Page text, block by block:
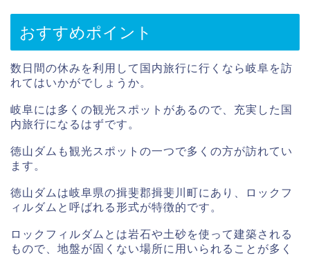
おすすめポイント
数日間の休みを利用して国内旅行に行くなら岐阜を訪
れてはいかがでしょうか。
岐阜には多くの観光スポットがあるので、充実した国
内旅行になるはずです。
徳山ダムも観光スポットの一つで多くの方が訪れてい
ます。
徳山ダムは岐阜県の揖斐郡揖斐川町にあり、ロックフ
ィルダムと呼ばれる形式が特徴的です。
ロックフィルダムとは岩石や土砂を使って建築される
もので、地盤が固くない場所に用いられることが多く